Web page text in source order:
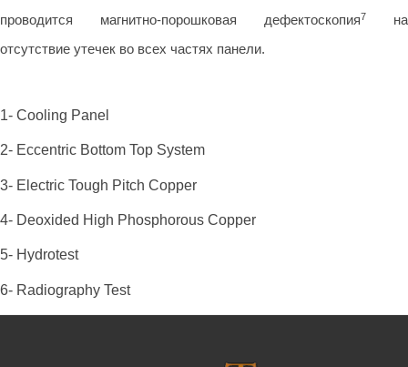
проводится магнитно-порошковая дефектоскопия7
на
отсутствие утечек во всех частях панели.
1- Cooling Panel
2- Eccentric Bottom Top System
3- Electric Tough Pitch Copper
4- Deoxided High Phosphorous Copper
5- Hydrotest
6- Radiography Test